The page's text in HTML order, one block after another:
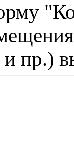
и пр.)